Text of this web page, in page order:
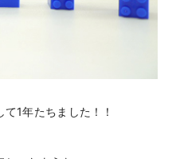
1年たちました！！